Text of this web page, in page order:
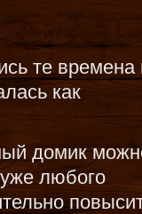
те времена
как
домик
любого